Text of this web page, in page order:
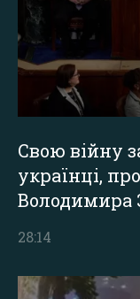
Свою війну
українці,
Володимира
28:14